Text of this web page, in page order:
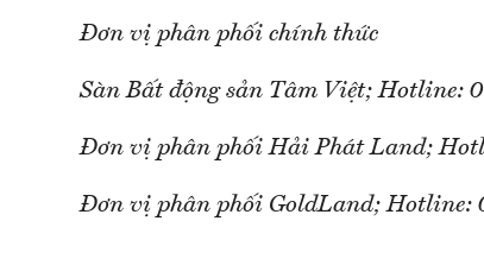
Đơn vị phân phối chính thức
Sàn Bất động sản Tâm Việt; Hotline:
Đơn vị phân phối Hải Phát Land;
Đơn vị phân phối GoldLand; Hotline: